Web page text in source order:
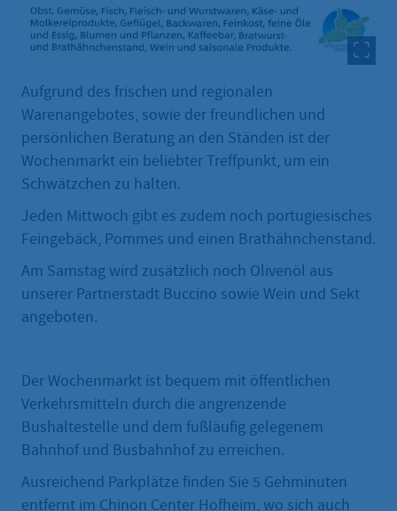
Aufgrund des frischen und regionalen
Warenangebotes, sowie der freundlichen und
persönlichen Beratung an den Ständen ist der
Wochenmarkt ein beliebter Treffpunkt, um ein
Schwätzchen zu halten.
Jeden Mittwoch gibt es zudem noch portugiesisches
Feingebäck, Pommes und einen Brathähnchenstand.
Am Samstag wird zusätzlich noch Olivenöl aus
unserer Partnerstadt Buccino sowie Wein und Sekt
angeboten.
Der Wochenmarkt ist bequem mit öffentlichen
Verkehrsmitteln durch die angrenzende
Bushaltestelle und dem fußläufig gelegenem
Bahnhof und Busbahnhof zu erreichen.
Ausreichend Parkplätze finden Sie 5 Gehminuten
entfernt im Chinon Center Hofheim, wo sich auch